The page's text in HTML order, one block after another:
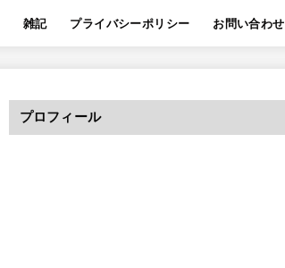
雑記 プライバシーポリシー お問い合わせ
プロフィール